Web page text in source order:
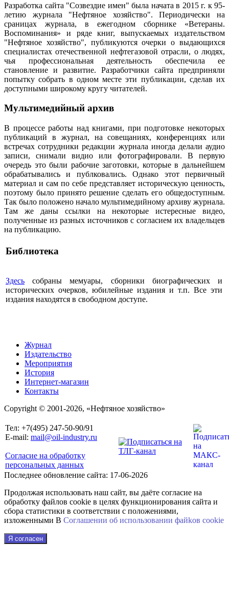
Разработка сайта "Созвездие имен" была начата в 2015 г. к 95-
летию журнала "Нефтяное хозяйство". Периодически на
сраницах журнала, в ежегодном сборнике «Ветераны.
Воспоминания» и ряде книг, выпускаемых издательством
"Нефтяное хозяйство", публикуются очерки о выдающихся
специалистах отечественной нефтегазовой отрасли, о людях,
чья профессиональная деятельность обеспечила ее
становление и развитие. Разработчики сайта предприняли
попытку собрать в одном месте эти публикации, сделав их
доступными широкому кругу читателей.
Мультимедийный архив
В процессе работы над книгами, при подготовке некоторых
публикаций в журнал, на совещаниях, конференциях или
встречах сотрудники редакции журнала иногда делали аудио
записи, снимали видио или фотографировали. В первую
очередь это были рабочие заготовки, которые в дальнейшем
обрабатывались и публковались. Однако этот первичный
материал и сам по себе представляет историческую ценность,
поэтому было принято решение сделать его общедоступным.
Так было положено начало мультимедийному архиву журнала.
Там же даны ссылки на некоторые истересные видео,
полученные из разных источников с согласием их владельцев
на публикацию.
Библиотека
Здесь собраны мемуары, сборники биографических и
исторических очерков, юбилейные издания и т.п. Все эти
издания находятся в свободном доступе.
Журнал
Издательство
Мероприятия
История
Интернет-магазин
Контакты
Copyright © 2001-2026, «Нефтяное хозяйство»
Тел: +7(495) 247-50-90/91
E-mail: mail@oil-industry.ru
Согласие на обработку
персональных данных
Последнее обновление сайта: 17-06-2026
Продолжая использовать наш сайт, вы даёте согласие на
обработку файлов cookie в целях функционирования сайта и
сбора статистики в соответствии с положениями,
изложенными В Соглашении об использовании файkов cookie
Я согласен